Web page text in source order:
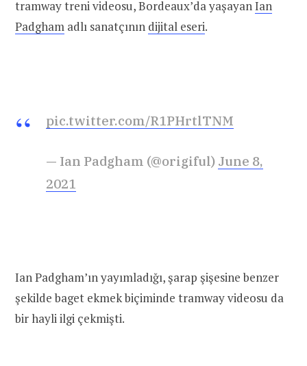
tramway treni videosu, Bordeaux’da yaşayanIan
Padgham adlı sanatçının dijital eseri.
pic.twitter.com/R1PHrtlTNM
— Ian Padgham (@origiful) June 8,
2021
Ian Padgham’ın yayımladığı, şarap şişesine benzer
şekilde baget ekmek biçiminde tramway videosu da
bir hayli ilgi çekmişti.